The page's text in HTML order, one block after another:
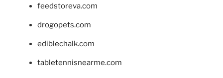
feedstoreva.com
drogopets.com
ediblechalk.com
tabletennisnearme.com